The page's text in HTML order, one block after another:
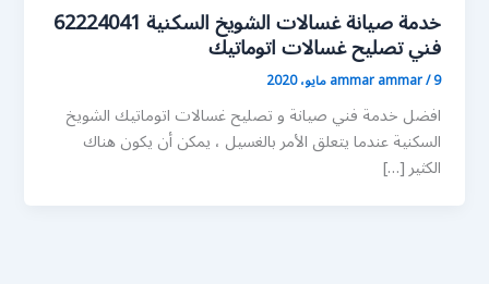
خدمة صيانة غسالات الشويخ السكنية 62224041
فني تصليح غسالات اتوماتيك
ammar ammar/9 مايو، 2020
افضل خدمة فني صيانة و تصليح غسالات اتوماتيك الشويخ
السكنية عندما يتعلق الأمر بالغسيل ، يمكن أن يكون هناك
الكثير […]